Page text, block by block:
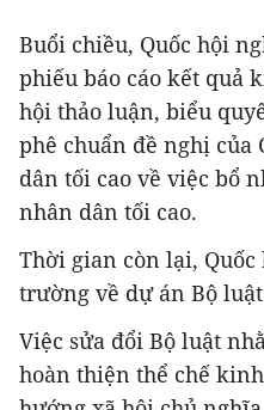
Buổi chiều, Quốc hội
phiếu báo cáo kết quả
hội thảo luận, biểu
phê chuẩn đề nghị của
dân tối cao về việc bổ
nhân dân tối cao.
Thời gian còn lại,
trường về dự án Bộ
Việc sửa đổi Bộ luật
hoàn thiện thể chế